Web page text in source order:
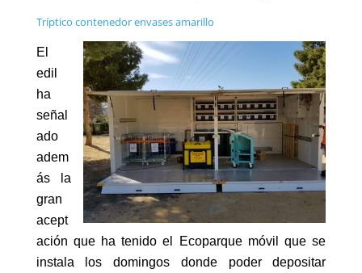
Tríptico contenedor envases amarillo
El
edil
ha
señal
ado
adem
ás la
gran
acept
ación que ha tenido el Ecoparque móvil que se
instala los domingos donde poder depositar